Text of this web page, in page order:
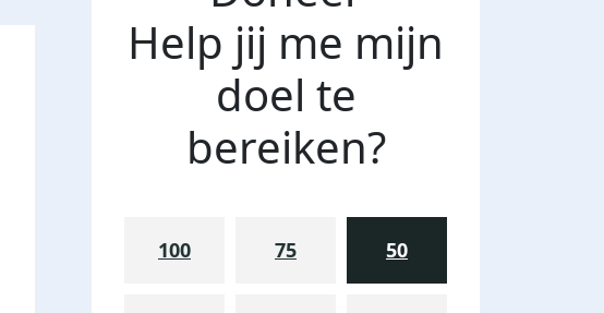
Help jij me mijn
doel te
bereiken?
100 75 50